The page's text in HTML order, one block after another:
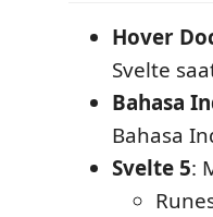
Hover
Svelte
Bahasa
Bahasa
Svelte 5: